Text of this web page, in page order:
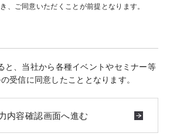
、ご同意いただくことが前提となります。
と、当社から各種イベントやセミナー等
受信に同意したこととなります。